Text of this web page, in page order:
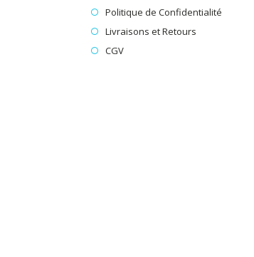
Politique de Confidentialité
Livraisons et Retours
CGV